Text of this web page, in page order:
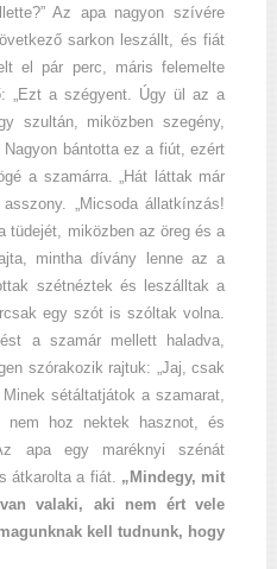
Az apa nagyon szívére
sarkon leszállt, és fiát
el pár perc, máris felemelte
„Ezt a szégyent. Úgy ül az a
szultán, miközben szegény,
bántotta ez a fiút, ezért
a szamárra. „Hát láttak már
„Micsoda állatkínzás!
tüdejét, miközben az öreg és a
mintha dívány lenne az a
szétnéztek és leszálltak a
egy szót is szóltak volna.
a szamár mellett haladva,
szórakozik rajtuk: „Jaj, csak
sétáltatjátok a szamarat,
hoz nektek hasznot, és
apa egy maréknyi szénát
átkarolta a fiát. „Mindegy, mit
valaki, aki nem ért vele
kell tudnunk, hogy